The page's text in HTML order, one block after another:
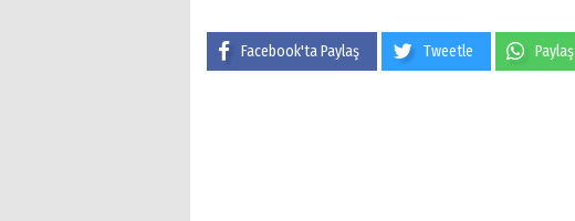
Facebook'ta Paylaş Tweetle Paylaş